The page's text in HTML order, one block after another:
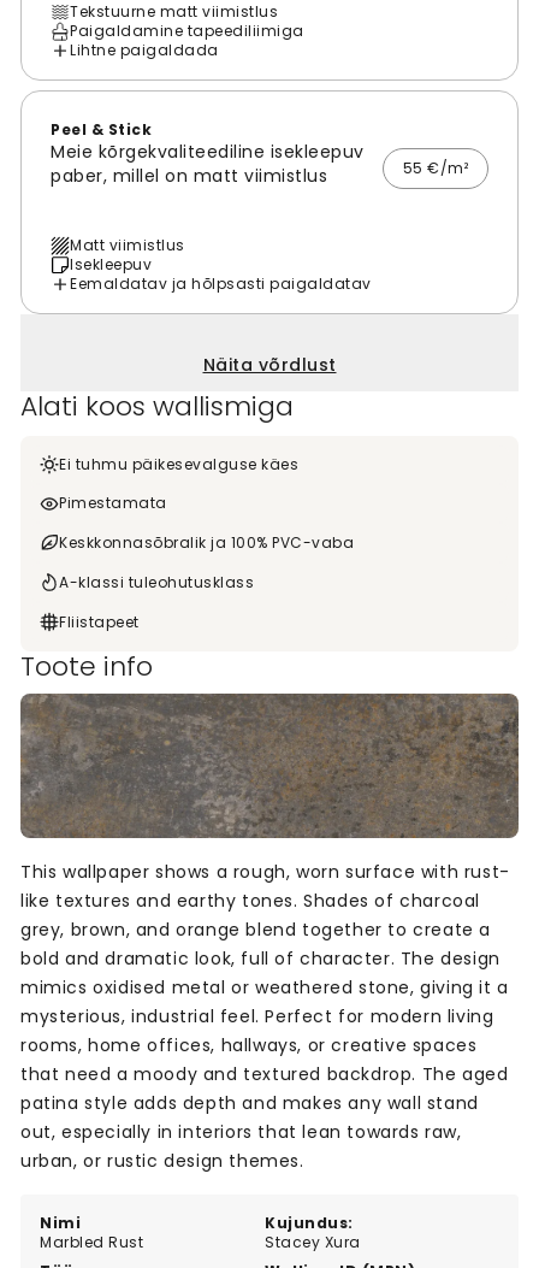
Tekstuurne matt viimistlus
Paigaldamine tapeediliimiga
Lihtne paigaldada
Peel & Stick
Meie kõrgekvaliteediline isekleepuv
paber, millel on matt viimistlus
55 €/m²
Matt viimistlus
Isekleepuv
Eemaldatav ja hõlpsasti paigaldatav
Näita võrdlust
Alati koos wallismiga
Ei tuhmu päikesevalguse käes
Pimestamata
Keskkonnasõbralik ja 100% PVC-vaba
A-klassi tuleohutusklass
Fliistapeet
Toote info
Nimi
Marbled Rust
Kujundus:
Stacey Xura
This wallpaper shows a rough, worn surface with rust-
like textures and earthy tones. Shades of charcoal
grey, brown, and orange blend together to create a
bold and dramatic look, full of character. The design
mimics oxidised metal or weathered stone, giving it a
mysterious, industrial feel. Perfect for modern living
rooms, home offices, hallways, or creative spaces
that need a moody and textured backdrop. The aged
patina style adds depth and makes any wall stand
out, especially in interiors that lean towards raw,
urban, or rustic design themes.